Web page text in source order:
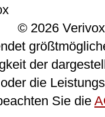
© 2026
der
die
Sie die